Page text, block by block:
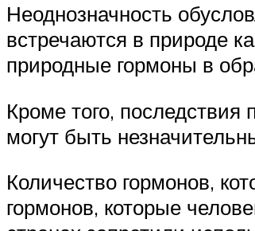
Неоднозначность
встречаются в природе
природные гормоны в
Кроме того,
могут быть
Количество гормонов,
гормонов, которые